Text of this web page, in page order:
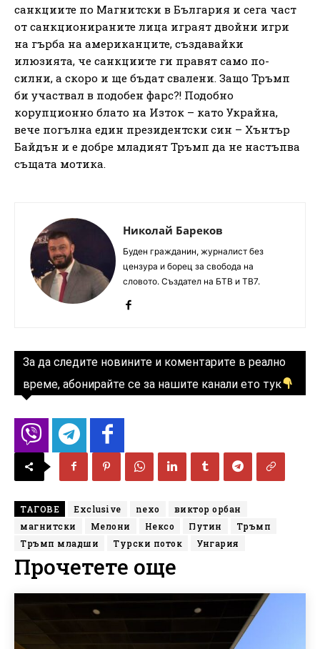
санкциите по Магнитски в България и сега част
от санкционираните лица играят двойни игри
на гърба на американците, създавайки
илюзията, че санкциите ги правят само по-
силни, а скоро и ще бъдат свалени. Защо Тръмп
би участвал в подобен фарс?! Подобно
корупционно блато на Изток – като Украйна,
вече погълна един президентски син – Хънтър
Байдън и е добре младият Тръмп да не настъпва
същата мотика.
Николай Бареков
Буден гражданин, журналист без
цензура и борец за свобода на
словото. Създател на БТВ и ТВ7.
За да следите новините и коментарите в реално
време, абонирайте се за нашите канали ето тук
ТАГОВЕ Exclusive nexo
виктор орбан
магнитски
Мелони Нексо Путин
Тръмп
Тръмп младши
Турски поток Унгария
Прочетете още